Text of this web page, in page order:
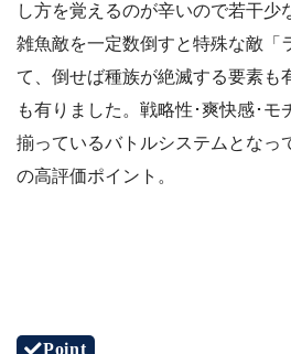
し方を覚えるのが辛いので若干少
雑魚敵を一定数倒すと特殊な敵「
て、倒せば種族が絶滅する要素も
も有りました。戦略性･爽快感･モ
揃っているバトルシステムとなっ
の高評価ポイント。